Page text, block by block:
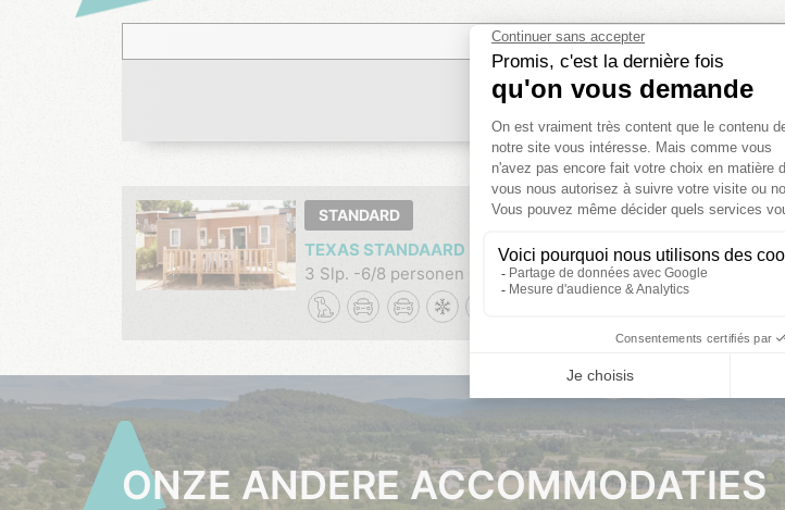
VORIGE
STANDARD
TEXAS STANDAARD
3 Slp.
6/8 personen 1 badk. 28.3 m²
Kies uw
ONZE ANDERE ACCOMMODATIES